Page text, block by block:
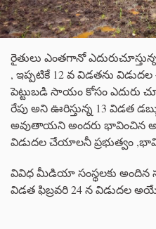
రైతులు ఎంతగానో
, ఇప్పటికే 12 వ విడతను విడుదల
పెట్టుబడి సాయం కోసం ఎదురు
రేపు అని ఊరిస్తున్న 13 విడత
అవుతాయని అందరు భావించిన
విడుదల చేయాలనీ ప్రభుత్వం
వివిధ మీడియా సంస్థలకు అందిన
విడత ఫిబ్రవరి 24 న విడుదల